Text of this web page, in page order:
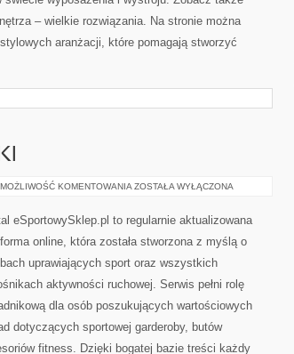
– wielkie rozwiązania. Na stronie można
aranżacji, które pomagają stworzyć
MOŻLIWOŚĆ KOMENTOWANIA AKCESORIA
ZOSTAŁA WYŁĄCZONA
eSportowySklep.pl to regularnie aktualizowana
online, która została stworzona z myślą o
uprawiających sport oraz wszystkich
aktywności ruchowej. Serwis pełni rolę
dla osób poszukujących wartościowych
dotyczących sportowej garderoby, butów
fitness. Dzięki bogatej bazie treści każdy